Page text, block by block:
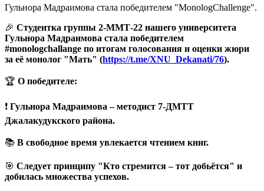
Гульнора Мадраимова стала победителем "MonologChallenge".
🎉 Студентка группы 2-ММТ-22 нашего университета
Гульнора Мадраимова стала победителем
#monologchallange по итогам голосования и оценки жюри
за её монолог "Мать" (https://t.me/XNU_Dekanati/76).
🏆 О победителе:
❗️ Гульнора Мадраимова – методист 7-ДМТТ
Джалакудукского района.
📚 В свободное время увлекается чтением книг.
🎯 Следует принципу "Кто стремится – тот добьётся" и
добилась множества успехов.